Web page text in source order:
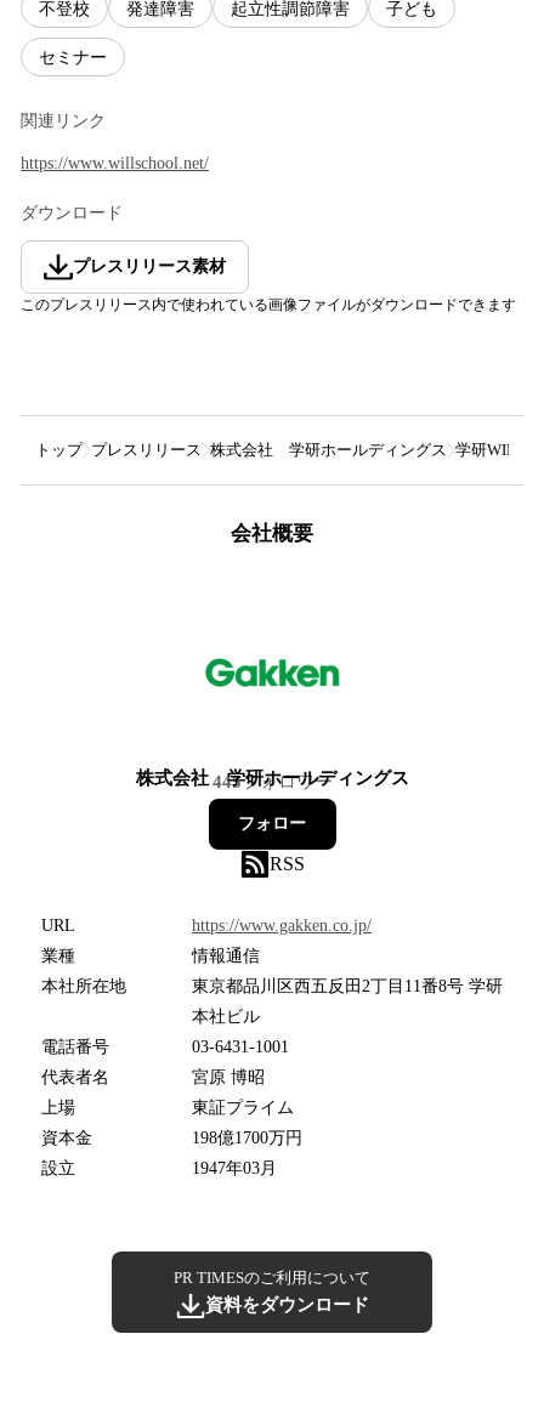
不登校 発達障害 起立性調節障害 子ども
セミナー
関連リンク
https://www.willschool.net/
ダウンロード
プレスリリース素材
このプレスリリース内で使われている画像ファイルがダウンロードできます
トップ プレスリリース 株式会社 学研ホールディングス 学研WILL
会社概要
株式会社 学研ホールディングス
445フォロワー
フォロー
RSS
URL
https://www.gakken.co.jp/
業種
情報通信
本社所在地
東京都品川区西五反田2丁目11番8号 学研
本社ビル
電話番号
03-6431-1001
代表者名
宮原 博昭
上場
東証プライム
資本金
198億1700万円
設立
1947年03月
PR TIMESのご利用について
資料をダウンロード